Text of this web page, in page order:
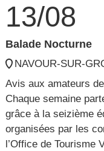
13/08
Balade Nocturne
NAVOUR-SUR-
Avis aux amateurs
Chaque semaine
grâce à la seizième
organisées par les
l’Office de Tourisme